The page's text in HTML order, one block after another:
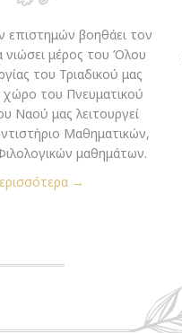
επιστημών βοηθάει τον
μέρος του Όλου
του Τριαδικού μας
του Πνευματικού
Ναού μας λειτουργεί
Μαθηματικών,
μαθημάτων.
→